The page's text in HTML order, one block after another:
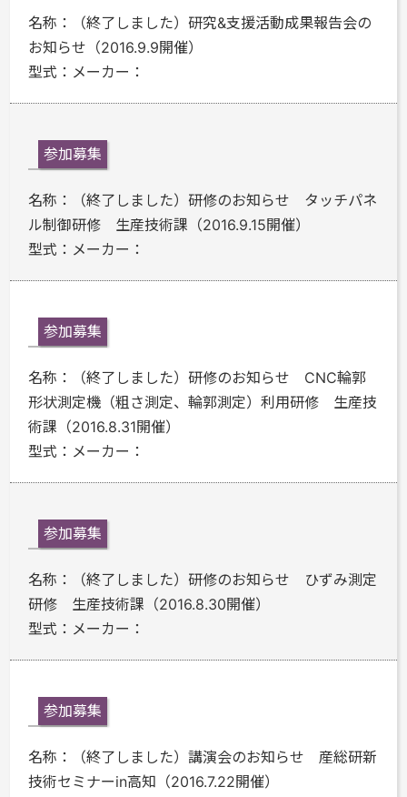
名称：
（終了しました）研究&支援活動成果報告会の
お知らせ（2016.9.9開催）
型式： メーカー：
参加募集
名称：
（終了しました）研修のお知らせ タッチパネ
ル制御研修 生産技術課（2016.9.15開催）
型式： メーカー：
参加募集
名称：
（終了しました）研修のお知らせ CNC輪郭
形状測定機（粗さ測定、輪郭測定）利用研修 生産技
術課（2016.8.31開催）
型式： メーカー：
参加募集
名称：
（終了しました）研修のお知らせ ひずみ測定
研修 生産技術課（2016.8.30開催）
型式： メーカー：
参加募集
名称：
（終了しました）講演会のお知らせ 産総研新
技術セミナーin高知（2016.7.22開催）